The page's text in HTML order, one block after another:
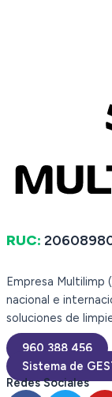
RUC:
Empresa Multilimp
nacional e
soluciones de
960 388 456
Sistema de
Redes Sociales